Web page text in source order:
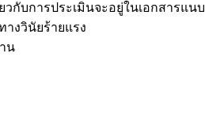
กับการประเมินจะอยู่ในเอกสารแนบ
งวินัยร้ายแรง
น